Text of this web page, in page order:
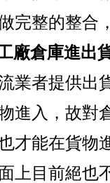
完整的整合
廠倉庫進出
業者提供出
進入，故對
才能在貨物
上目前絕也